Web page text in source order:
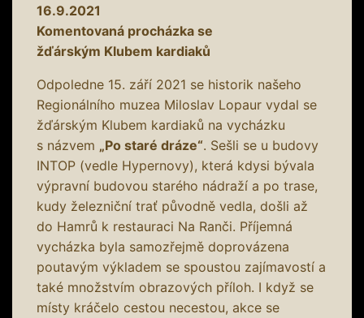
16.9.2021
Komentovaná procházka se
žďárským Klubem kardiaků
Odpoledne 15. září 2021 se historik našeho
Regionálního muzea Miloslav Lopaur vydal se
žďárským Klubem kardiaků na vycházku
s názvem „Po staré dráze“. Sešli se u budovy
INTOP (vedle Hypernovy), která kdysi bývala
výpravní budovou starého nádraží a po trase,
kudy železniční trať původně vedla, došli až
do Hamrů k restauraci Na Ranči. Příjemná
vycházka byla samozřejmě doprovázena
poutavým výkladem se spoustou zajímavostí a
také množstvím obrazových příloh. I když se
místy kráčelo cestou necestou, akce se